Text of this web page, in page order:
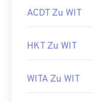
ACDT Zu WIT
HKT Zu WIT
WITA Zu WIT